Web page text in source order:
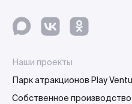
Наши проекты
Парк атракционов Play
Собственное производство